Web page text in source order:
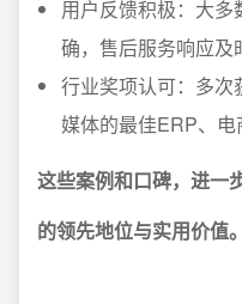
用户反馈积极：大
确，售后服务响应及
行业奖项认可：多次
媒体的最佳ERP、电
这些案例和口碑，进一
的领先地位与实用价值。